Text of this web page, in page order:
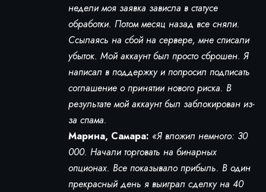
недели моя заявка зависла в статусе
обработки. Потом месяц назад все сняли.
Ссылаясь на сбой на сервере, мне списали
убыток. Мой аккаунт был просто сброшен. Я
написал в поддержку и попросил подписать
соглашение о принятии нового риска. В
результате мой аккаунт был заблокирован из-
за спама.
Марина, Самара: «Я вложил немного: 30
000. Начали торговать на бинарных
опционах. Все показывало прибыль. В один
прекрасный день я выиграл сделку на 40